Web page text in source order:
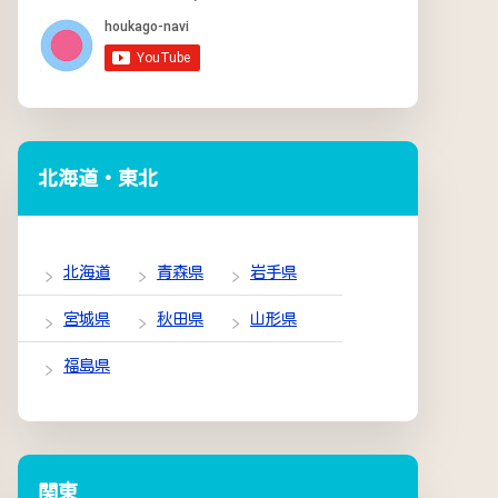
北海道・東北
北海道 青森県 岩手県
宮城県 秋田県 山形県
福島県
関東